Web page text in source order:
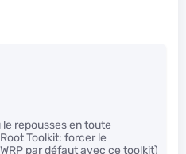
repousses en toute
Toolkit: forcer le
par défaut avec ce toolkit)